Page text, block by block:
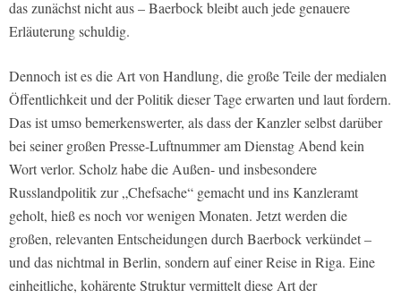
das zunächst nicht aus – Baerbock bleibt auch jede genauere
Erläuterung schuldig.
Dennoch ist es die Art von Handlung, die große Teile der medialen
Öffentlichkeit und der Politik dieser Tage erwarten und laut fordern.
Das ist umso bemerkenswerter, als dass der Kanzler selbst darüber
bei seiner großen Presse-Luftnummer am Dienstag Abend kein
Wort verlor. Scholz habe die Außen- und insbesondere
Russlandpolitik zur „Chefsache“ gemacht und ins Kanzleramt
geholt, hieß es noch vor wenigen Monaten. Jetzt werden die
großen, relevanten Entscheidungen durch Baerbock verkündet –
und das nichtmal in Berlin, sondern auf einer Reise in Riga. Eine
einheitliche, kohärente Struktur vermittelt diese Art der